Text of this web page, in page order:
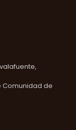
Comunidad de